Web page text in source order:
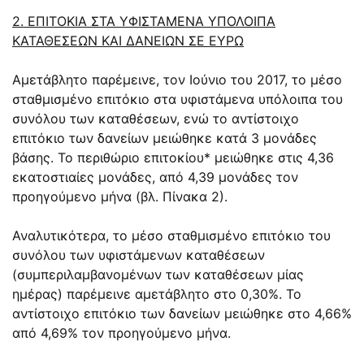
2. ΕΠΙΤΟΚΙΑ ΣΤΑ ΥΦΙΣΤΑΜΕΝΑ ΥΠΟΛΟΙΠΑ
ΚΑΤΑΘΕΣΕΩΝ ΚΑΙ ΔΑΝΕΙΩΝ ΣΕ ΕΥΡΩ
Αμετάβλητο παρέμεινε, τον Ιούνιο του 2017, το μέσο
σταθμισμένο επιτόκιο στα υφιστάμενα υπόλοιπα του
συνόλου των καταθέσεων, ενώ το αντίστοιχο
επιτόκιο των δανείων μειώθηκε κατά 3 μονάδες
βάσης. Το περιθώριο επιτοκίου* μειώθηκε στις 4,36
εκατοστιαίες μονάδες, από 4,39 μονάδες τον
προηγούμενο μήνα (βλ. Πίνακα 2).
Αναλυτικότερα, το μέσο σταθμισμένο επιτόκιο του
συνόλου των υφιστάμενων καταθέσεων
(συμπεριλαμβανομένων των καταθέσεων μίας
ημέρας) παρέμεινε αμετάβλητο στο 0,30%. Το
αντίστοιχο επιτόκιο των δανείων μειώθηκε στο 4,66%
από 4,69% τον προηγούμενο μήνα.